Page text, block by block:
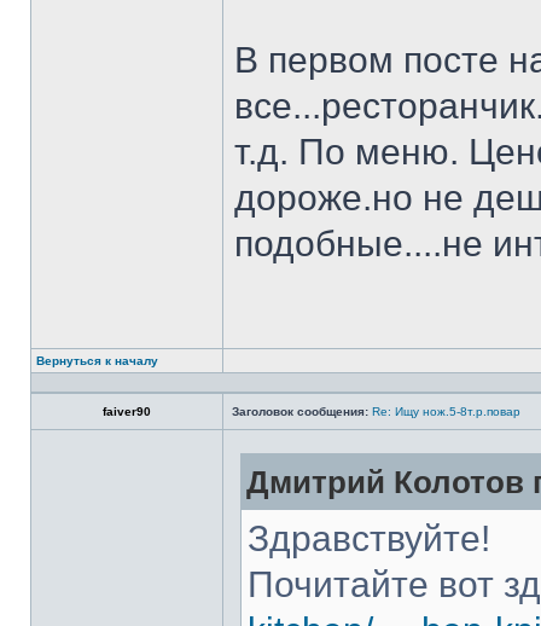
В первом посте
т.д. По меню.
дороже.но не
подобные....не
Вернуться к началу
faiver90 Заголовок сообщения: Re: Ищу нож.5-8т.р.повар
Дмитрий Колотов
Здравствуйте!
Почитайте вот